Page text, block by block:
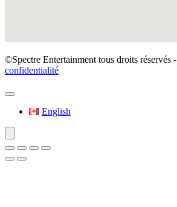
©Spectre Entertainment tous droits réservés -
confidentialité
English